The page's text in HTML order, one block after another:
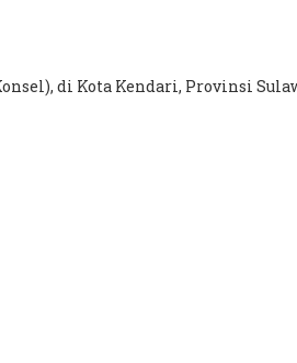
di Kota Kendari, Provinsi